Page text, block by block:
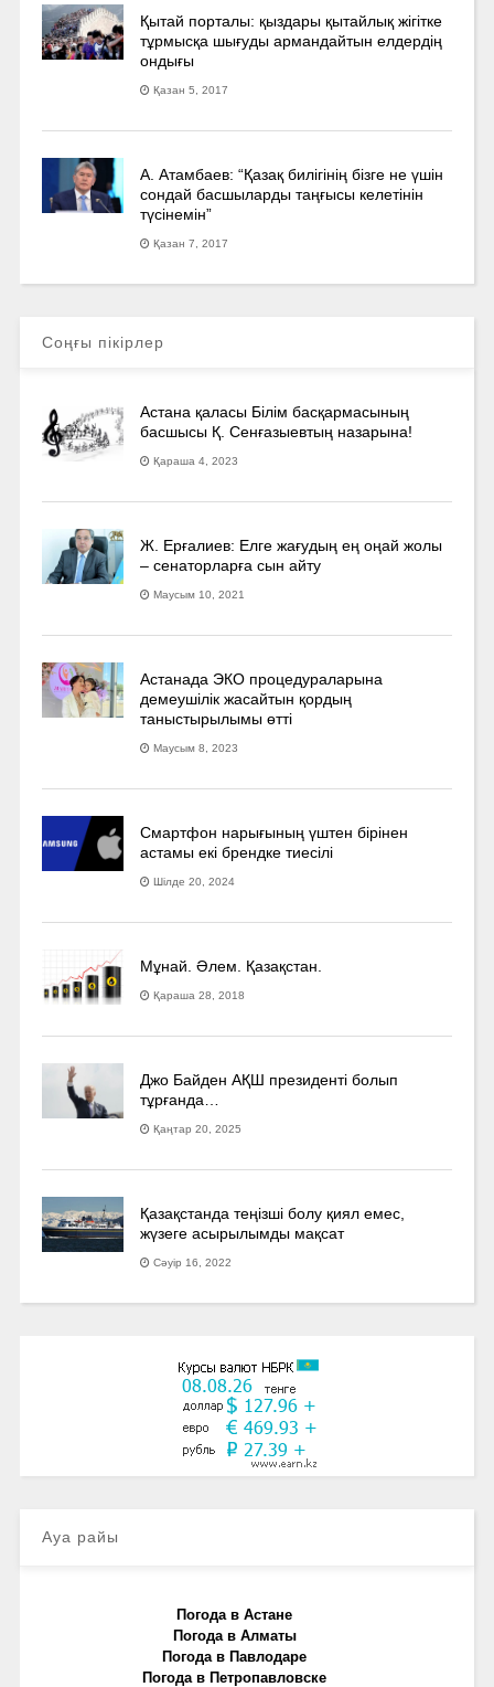
Қытай порталы: қыздары қытайлық жігітке
тұрмысқа шығуды армандайтын елдердің
ондығы
Қазан 5, 2017
А. Атамбаев: “Қазақ билігінің бізге не үшін
сондай басшыларды таңғысы келетінін
түсінемін”
Қазан 7, 2017
Соңғы пікірлер
Астана қаласы Білім басқармасының
басшысы Қ. Сенғазыевтың назарына!
Қараша 4, 2023
Ж. Ерғалиев: Елге жағудың ең оңай жолы
– сенаторларға сын айту
Маусым 10, 2021
Астанада ЭКО процедураларына
демеушілік жасайтын қордың
таныстырылымы өтті
Маусым 8, 2023
Смартфон нарығының үштен бірінен
астамы екі брендке тиесілі
Шілде 20, 2024
Мұнай. Әлем. Қазақстан.
Қараша 28, 2018
Джо Байден АҚШ президенті болып
тұрғанда…
Қаңтар 20, 2025
Қазақстанда теңізші болу қиял емес,
жүзеге асырылымды мақсат
Сәуір 16, 2022
Ауа райы
Погода в Астане
Погода в Алматы
Погода в Павлодаре
Погода в Петропавловске